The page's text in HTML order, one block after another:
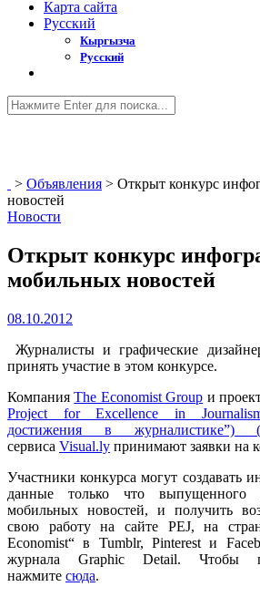
Карта сайта
Русский
Кыргызча
Русский
> Объявления > Открыт конкурс
новостей
Новости
Открыт конкурс
мобильных новостей
08.10.2012
Журналисты и графические
принять участие в этом конкурсе.
КомпанияThe Economist Group и
Project for Excellence in
достижения в журналистике”)
сервиса Visual.ly принимают заявки на
Участники конкурса могут создавать
данные только что выпущенного
мобильных новостей, и получить
свою работу на сайте PEJ, на
Economist“ в Tumblr, Pinterest и
журнала Graphic Detail. Чтобы
нажмите сюда.